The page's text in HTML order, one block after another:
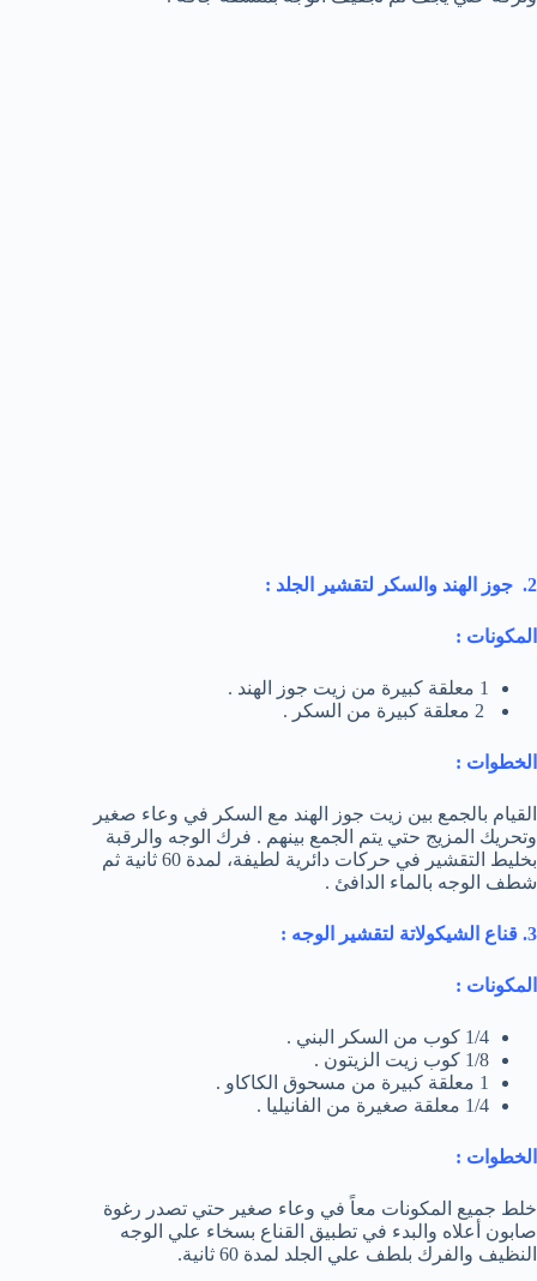
2. جوز الهند والسكر لتقشير الجلد :
المكونات :
1 معلقة كبيرة من زيت جوز الهند .
الخطوات :
القيام بالجمع بين زيت جوز الهند مع السكر في وعاء صغير
وتحريك المزيج حتي يتم الجمع بينهم . فرك الوجه والرقبة
بخليط التقشير في حركات دائرية لطيفة، لمدة 60 ثانية ثم
شطف الوجه بالماء الدافئ .
3. قناع الشيكولاتة لتقشير الوجه :
المكونات :
1/4 كوب من السكر البني .
1/8 كوب زيت الزيتون .
1 معلقة كبيرة من مسحوق الكاكاو .
1/4 معلقة صغيرة من الفانيليا .
الخطوات :
خلط جميع المكونات معاً في وعاء صغير حتي تصدر رغوة
صابون أعلاه والبدء في تطبيق القناع بسخاء علي الوجه
النظيف والفرك بلطف علي الجلد لمدة 60 ثانية.